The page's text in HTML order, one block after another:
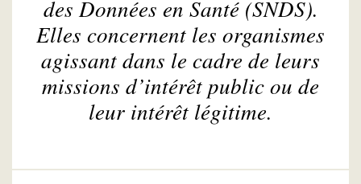
des Données en Santé (SNDS).
Elles concernent les organismes
agissant dans le cadre de leurs
missions d’intérêt public ou de
leur intérêt légitime.